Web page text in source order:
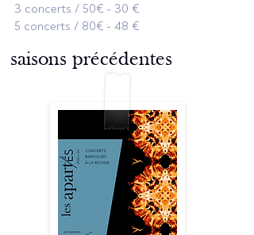
3 concerts / 50€ - 30 €
5 concerts / 80€ - 48 €
saisons précédentes